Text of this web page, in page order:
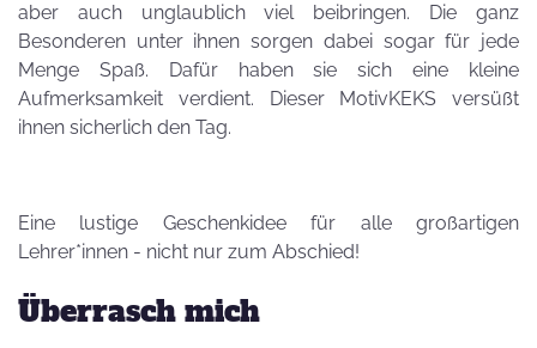
aber auch unglaublich viel beibringen. Die ganz
Besonderen unter ihnen sorgen dabei sogar für jede
Menge Spaß. Dafür haben sie sich eine kleine
Aufmerksamkeit verdient. Dieser MotivKEKS versüßt
ihnen sicherlich den Tag.
Eine lustige Geschenkidee für alle großartigen
Lehrer*innen - nicht nur zum Abschied!
Überrasch mich